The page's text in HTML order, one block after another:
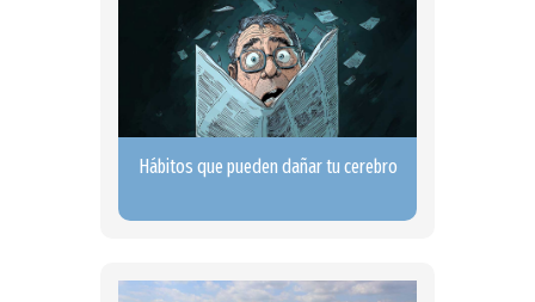
Hábitos que pueden dañar tu cerebro